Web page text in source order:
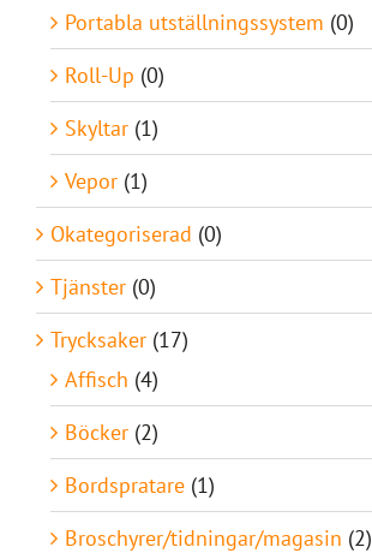
Portabla utställningssystem (0)
Roll-Up (0)
Skyltar (1)
Vepor (1)
Okategoriserad (0)
Tjänster (0)
Trycksaker (17)
Affisch (4)
Böcker (2)
Bordspratare (1)
Broschyrer/tidningar/magasin (2)